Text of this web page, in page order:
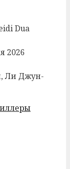
Dua
2026
Ли Джун-